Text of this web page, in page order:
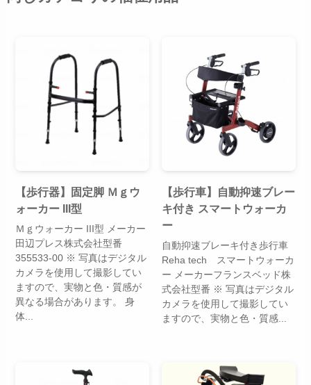
【歩行器】固定脚 Ｍｇウ
ォーカー III型
Ｍｇウォーカー III型 メーカー
田辺プレス株式会社型番
355533-00 ※ 写真はデジタル
カメラを使用して撮影してい
ますので、実物と色・質感が
異なる場合があります。 身
体...
【歩行車】自動抑速ブレー
キ付き スマートウォーカ
ー
自動抑速ブレーキ付き歩行車
Reha tech スマートウォーカ
ー メーカーフランスベッド株
式会社型番 ※ 写真はデジタル
カメラを使用して撮影してい
ますので、実物と色・質感...